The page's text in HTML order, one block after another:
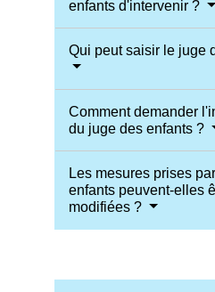
enfants d'intervenir ?
Qui peut saisir le juge
Comment demander
du juge des enfants ?
Les mesures prises
enfants peuvent-elles
modifiées ?